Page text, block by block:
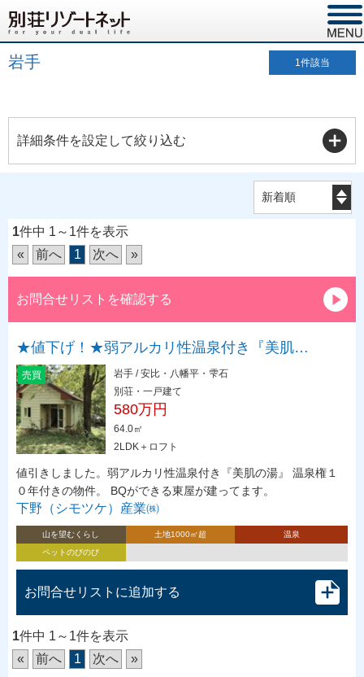
岩手 1件該当
詳細条件を設定して絞り込む
1件中 1～1件を表示
«
前へ 1 次へ »
お問合せリストを確認する
★値下げ！★弱アルカリ性温泉付き『美肌…
売買
岩手 / 安比・八幡平・雫石
別荘・一戸建て
580万円
64.0㎡
2LDK＋ロフト
値引きしました。弱アルカリ性温泉付き『美肌の湯』 温泉権１
０年付きの物件。 BQができる東屋が建ってます。
下野（シモツケ）産業㈱
山を望むくらし 土地1000㎡超
温泉
ペットのびのび
お問合せリストに追加する
1件中 1～1件を表示
«
前へ 1 次へ »